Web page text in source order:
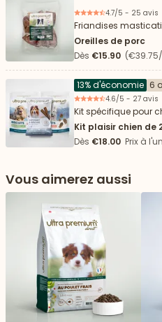
4.7/5 - 25 avis
Friandises
Oreilles de porc
Dès €15.90
13% d'économie 6
4.6/5 - 27 avis
Kit spécifique pour
Kit plaisir chien de
Dès €18.00 Prix à
Vous aimerez aussi